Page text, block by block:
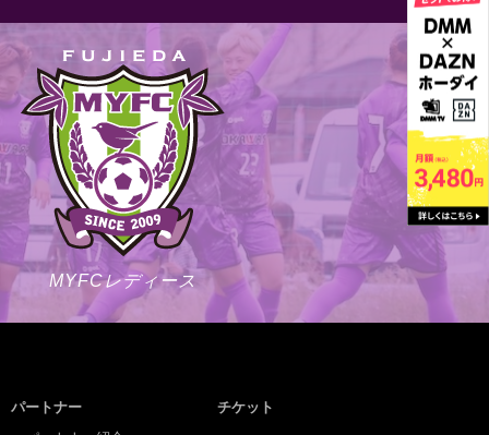
MYFCレディース
パートナー
チケット